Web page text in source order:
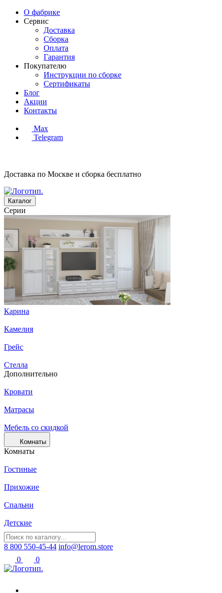
О фабрике
Сервис
Доставка
Сборка
Оплата
Гарантия
Покупателю
Инструкции по сборке
Сертификаты
Блог
Акции
Контакты
Max
Telegram
Доставка по Москве и сборка бесплатно
Каталог
Серии
Карина
Камелия
Грейс
Стелла
Дополнительно
Кровати
Матрасы
Мебель со скидкой
Комнаты
Комнаты
Гостиные
Прихожие
Спальни
Детские
8 800 550-45-44 info@lerom.store
0
0